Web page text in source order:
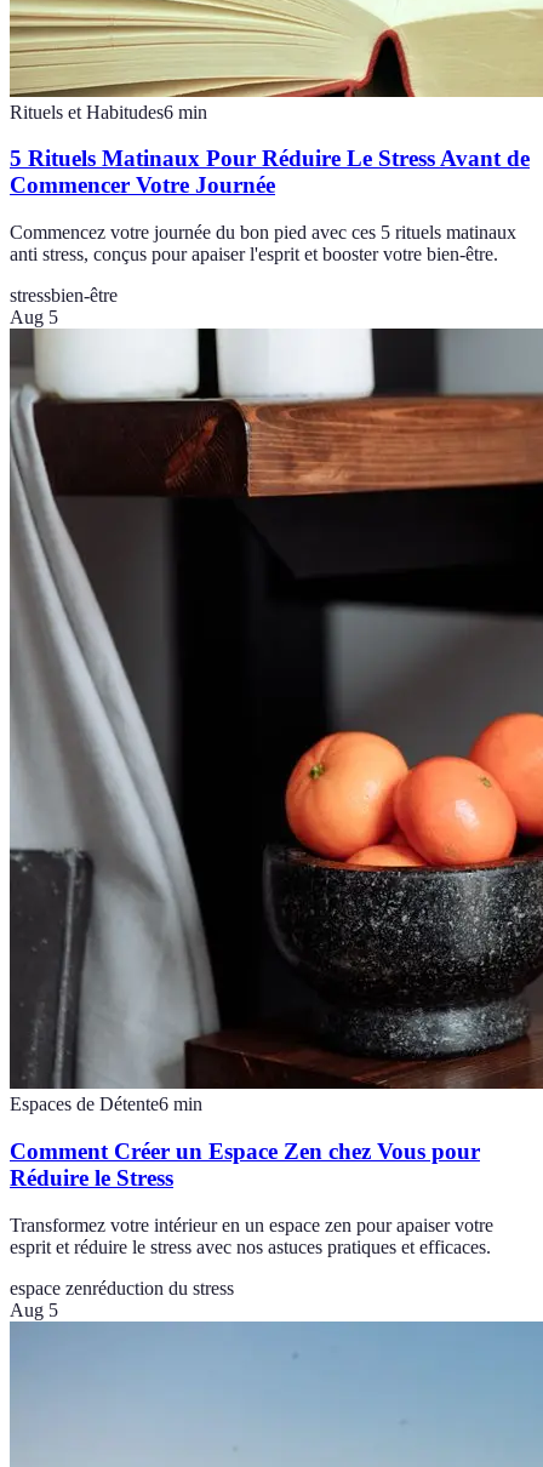
Rituels et Habitudes6 min
5 Rituels Matinaux Pour Réduire Le Stress Avant de
Commencer Votre Journée
Commencez votre journée du bon pied avec ces 5 rituels matinaux
anti stress, conçus pour apaiser l'esprit et booster votre bien-être.
stressbien-être
Aug 5
Espaces de Détente6 min
Comment Créer un Espace Zen chez Vous pour
Réduire le Stress
Transformez votre intérieur en un espace zen pour apaiser votre
esprit et réduire le stress avec nos astuces pratiques et efficaces.
espace zenréduction du stress
Aug 5